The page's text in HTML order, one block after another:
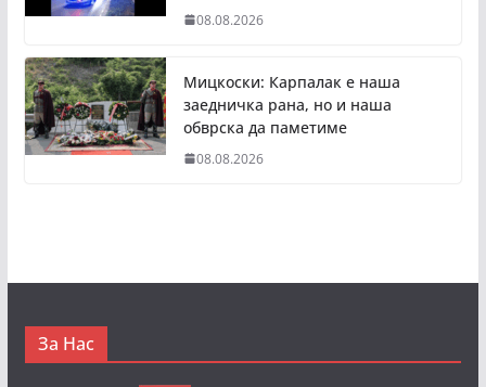
08.08.2026
Мицкоски: Карпалак е наша
заедничка рана, но и наша
обврска да паметиме
08.08.2026
За Нас